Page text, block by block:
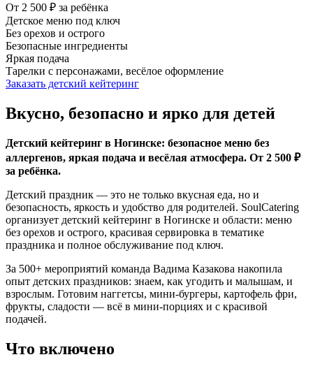
От 2 500 ₽ за ребёнка
Детское меню под ключ
Без орехов и острого
Безопасные ингредиенты
Яркая подача
Тарелки с персонажами, весёлое оформление
Заказать детский кейтеринг
Вкусно, безопасно и ярко для детей
Детский кейтеринг в Ногинске: безопасное меню без
аллергенов, яркая подача и весёлая атмосфера. От 2 500 ₽
за ребёнка.
Детский праздник — это не только вкусная еда, но и
безопасность, яркость и удобство для родителей. SoulCatering
организует детский кейтеринг в Ногинске и области: меню
без орехов и острого, красивая сервировка в тематике
праздника и полное обслуживание под ключ.
За 500+ мероприятий команда Вадима Казакова накопила
опыт детских праздников: знаем, как угодить и малышам, и
взрослым. Готовим наггетсы, мини-бургеры, картофель фри,
фрукты, сладости — всё в мини-порциях и с красивой
подачей.
Что включено